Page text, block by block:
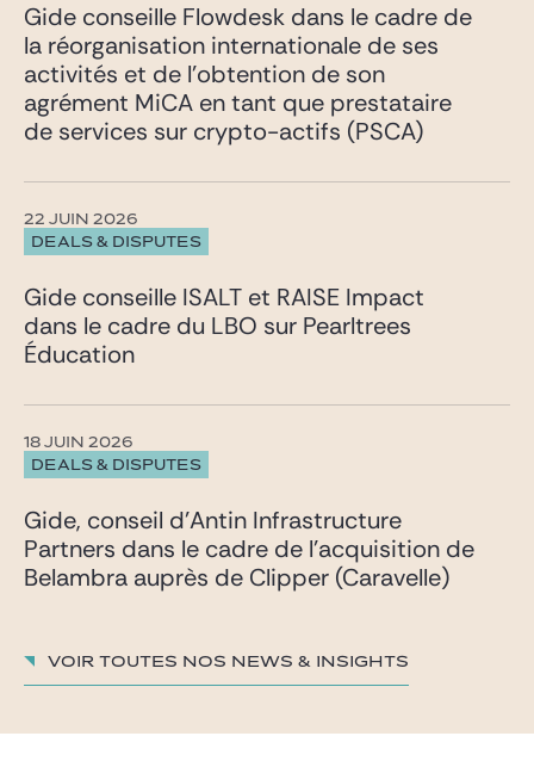
Gide conseille Flowdesk dans le cadre de
la réorganisation internationale de ses
activités et de l’obtention de son
agrément MiCA en tant que prestataire
de services sur crypto-actifs (PSCA)
DEALS & DISPUTES
22 JUIN 2026
Gide conseille ISALT et RAISE Impact
dans le cadre du LBO sur Pearltrees
Éducation
DEALS & DISPUTES
18 JUIN 2026
Gide, conseil d’Antin Infrastructure
Partners dans le cadre de l’acquisition de
Belambra auprès de Clipper (Caravelle)
Voir toutes nos News & insights